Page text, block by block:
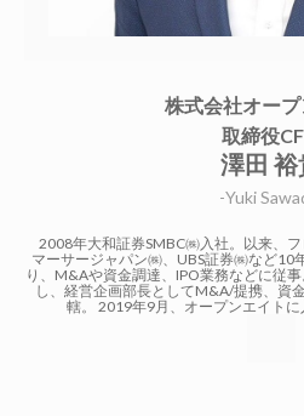
株式会社オープ
取締役
澤田 裕
-Yuki
2008年大和証券SMBC㈱入社。以来、フ
マーサージャパン㈱、UBS証券㈱など10
り、M&Aや資金調達、IPO業務などに従
し、経営企画部長としてM&A/提携、資
轄。 2019年9月、オープンエイトに